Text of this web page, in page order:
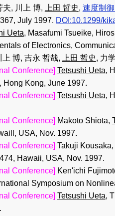
夫, 川上 博, 上田 哲史, 速度制
July 1997. DOI:10.1299/
Ueta, Masafumi Tsueike,
of Electronics,
上 博, 吉永 哲哉, 上田 哲史, 力
Conference] Tetsushi Ueta,
Hong Kong, June 1997.
Conference] Tetsushi Ueta,
Conference] Makoto Shiota,
USA, Nov. 1997.
Conference] Takuji Kousaka,
Hawaii, USA, Nov. 1997.
Conference] Ken'ichi
Symposium on
Conference] Tetsushi Ueta,